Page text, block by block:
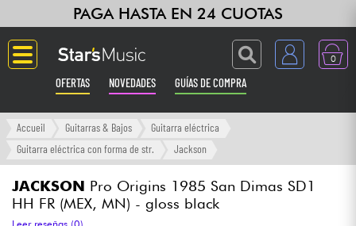
PAGA HASTA EN 24 CUOTAS
0
OFERTAS NOVEDADES GUÍAS DE COMPRA
Langue
Ampli & Efectos
Accueil Guitarras & Bajos
Guitarra eléctrica
Guitarra eléctrica con forma de str.
Jackson
JACKSON Pro Origins 1985 San Dimas SD1
HH FR (MEX, MN) - gloss black